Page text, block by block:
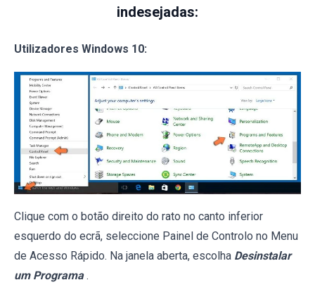
indesejadas:
Utilizadores Windows 10:
Clique com o botão direito do rato no canto inferior
esquerdo do ecrã, seleccione Painel de Controlo no Menu
de Acesso Rápido. Na janela aberta, escolha Desinstalar
um Programa .